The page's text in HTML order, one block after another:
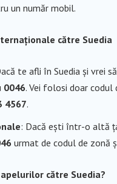
un număr mobil.
către Suedia
te afli în Suedia și vrei
0046. Vei folosi doar
4567.
: Dacă ești într-o altă
urmat de codul de zonă
către Suedia?